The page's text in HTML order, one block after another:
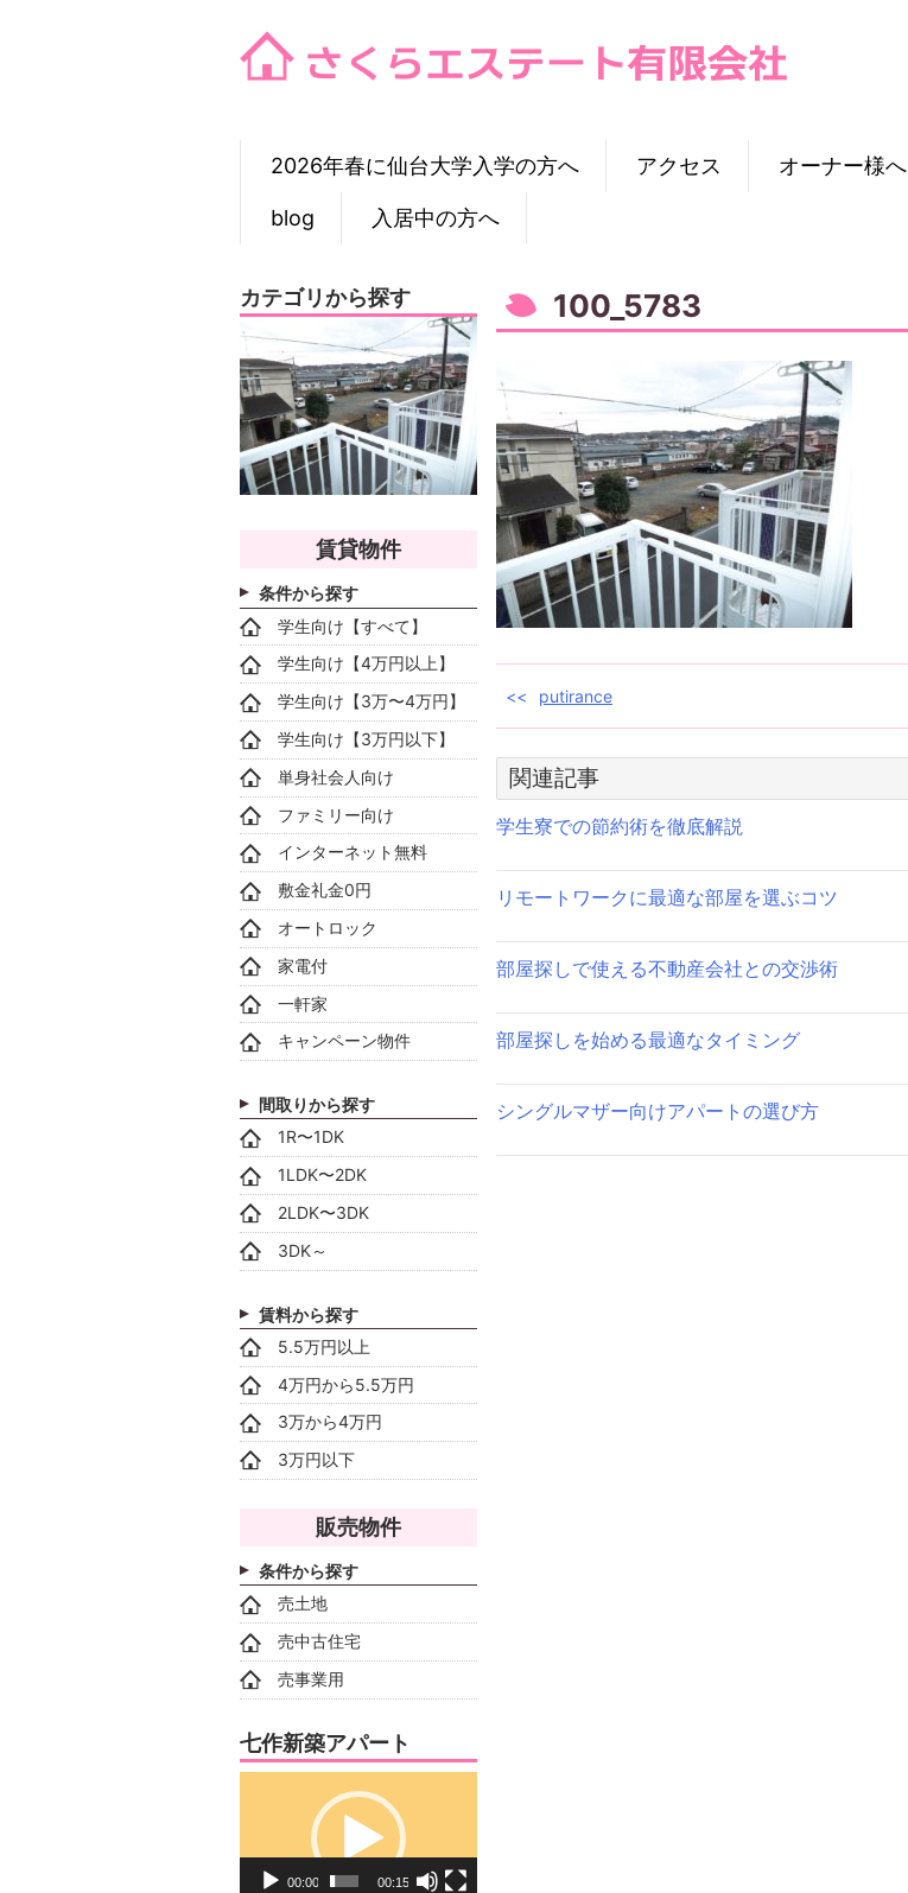
2026年春に仙台大学入学の方へ アクセス オーナー様へ
blog 入居中の方へ
100_5783
投
ナ
ビ
ゲ
ー
シ
ン
putirance
関連記事
学生寮での節約術を徹底解説
リモートワークに最適な部屋を選ぶコツ
部屋探しで使える不動産会社との交渉術
部屋探しを始める最適なタイミング
シングルマザー向けアパートの選び方
カテゴリから探す
賃貸物件
条件から探す
学生向け【すべて】
学生向け【4万円以上】
学生向け【3万〜4万円】
学生向け【3万円以下】
単身社会人向け
ファミリー向け
インターネット無料
敷金礼金0円
オートロック
家電付
一軒家
キャンペーン物件
間取りから探す
1R〜1DK
1LDK〜2DK
2LDK〜3DK
3DK～
賃料から探す
5.5万円以上
4万円から5.5万円
3万から4万円
3万円以下
販売物件
条件から探す
売土地
売中古住宅
売事業用
七作新築アパート
00:00 00:15